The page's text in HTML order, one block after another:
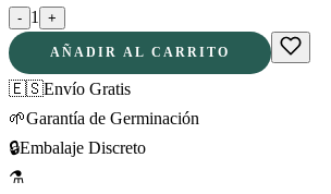
- 1 +
AÑADIR AL CARRITO
🇪🇸Envío Gratis
🌱Garantía de Germinación
🔒Embalaje Discreto
⚗